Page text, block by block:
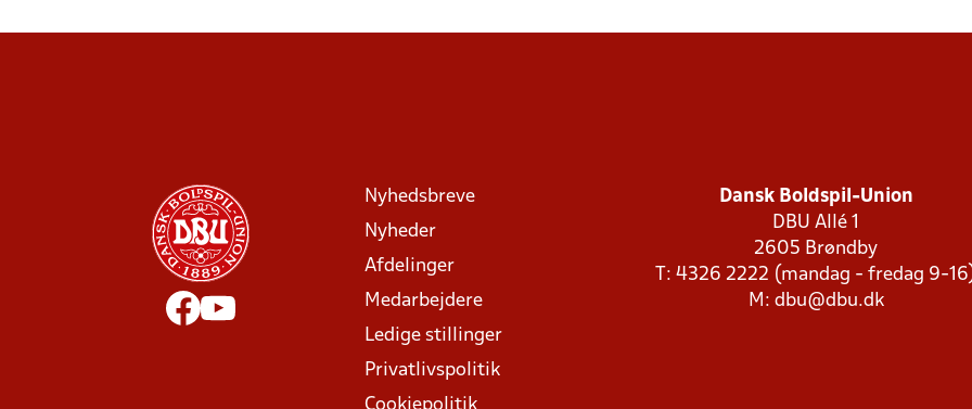
Nyhedsbreve
Nyheder
Afdelinger
Medarbejdere
Ledige stillinger
Privatlivspolitik
Dansk Boldspil-Union
DBU Allé 1
2605 Brøndby
T: 4326 2222 (mandag - fredag 9-
M: dbu@dbu.dk